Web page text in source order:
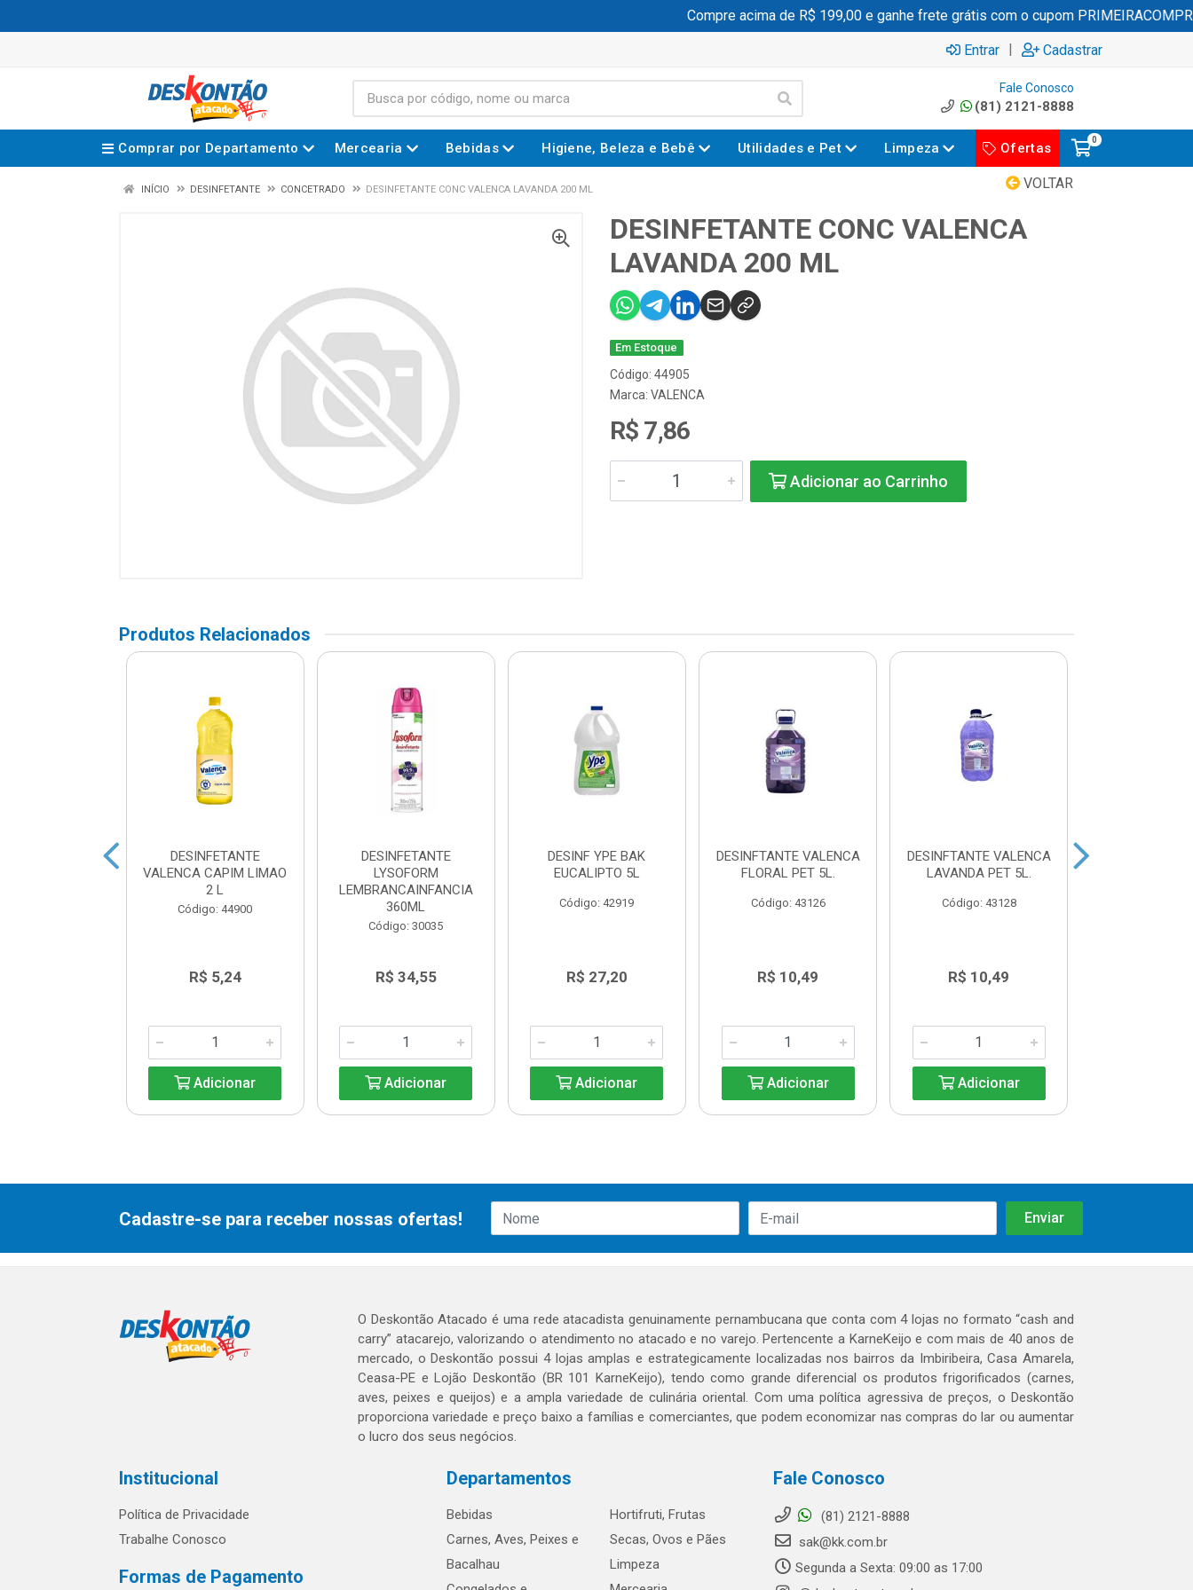
Compre acima de R$ 199,00 e ganhe frete grátis com o cupom PRIMEIRACOMPRA
Entrar | Cadastrar
Fale Conosco
(81) 2121-8888
Comprar por Departamento Mercearia Bebidas Higiene, Beleza e Bebê Utilidades e Pet Limpeza Ofertas
0
VOLTAR
INÍCIO DESINFETANTE CONCETRADO DESINFETANTE CONC VALENCA LAVANDA 200 ML
DESINFETANTE CONC VALENCA
LAVANDA 200 ML
Em Estoque
Código: 44905
Marca: VALENCA
R$ 7,86
Adicionar ao Carrinho
Produtos Relacionados
DESINFETANTE
VALENCA CAPIM LIMAO
2 L
Código: 44900
R$ 5,24
Adicionar
DESINFETANTE
LYSOFORM
LEMBRANCAINFANCIA
360ML
Código: 30035
R$ 34,55
Adicionar
DESINF YPE BAK
EUCALIPTO 5L
Código: 42919
R$ 27,20
Adicionar
DESINFTANTE VALENCA
FLORAL PET 5L.
Código: 43126
R$ 10,49
Adicionar
DESINFTANTE VALENCA
LAVANDA PET 5L.
Código: 43128
R$ 10,49
Adicionar
Cadastre-se para receber nossas ofertas!
O Deskontão Atacado é uma rede atacadista genuinamente pernambucana que conta com 4 lojas no formato “cash and
carry” atacarejo, valorizando o atendimento no atacado e no varejo. Pertencente a KarneKeijo e com mais de 40 anos de
mercado, o Deskontão possui 4 lojas amplas e estrategicamente localizadas nos bairros da Imbiribeira, Casa Amarela,
Ceasa-PE e Lojão Deskontão (BR 101 KarneKeijo), tendo como grande diferencial os produtos frigorificados (carnes,
aves, peixes e queijos) e a ampla variedade de culinária oriental. Com uma política agressiva de preços, o Deskontão
proporciona variedade e preço baixo a famílias e comerciantes, que podem economizar nas compras do lar ou aumentar
o lucro dos seus negócios.
Institucional
Política de Privacidade
Trabalhe Conosco
Formas de Pagamento
Departamentos
Bebidas
Carnes, Aves, Peixes e
Bacalhau
Hortifruti, Frutas
Secas, Ovos e Pães
Limpeza
Fale Conosco
(81) 2121-8888
sak@kk.com.br
Segunda a Sexta: 09:00 as 17:00